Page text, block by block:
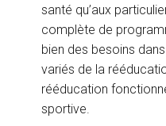
santé qu’aux
complète de
bien des besoins
variés de la
rééducation
sportive.